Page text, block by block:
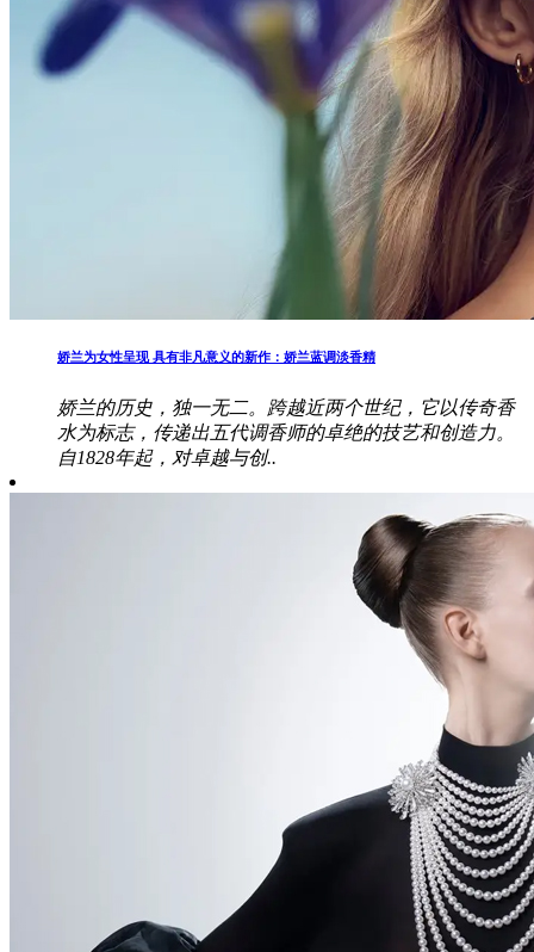
娇兰为女性呈现 具有非凡意义的新作：娇兰蓝调淡香精
娇兰的历史，独一无二。跨越近两个世纪，它以传奇香
水为标志，传递出五代调香师的卓绝的技艺和创造力。
自1828年起，对卓越与创..